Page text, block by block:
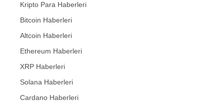
Kripto Para Haberleri
Bitcoin Haberleri
Altcoin Haberleri
Ethereum Haberleri
XRP Haberleri
Solana Haberleri
Cardano Haberleri